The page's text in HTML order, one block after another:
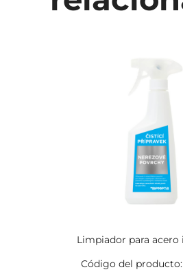
Limpiador para acero
Código del producto: